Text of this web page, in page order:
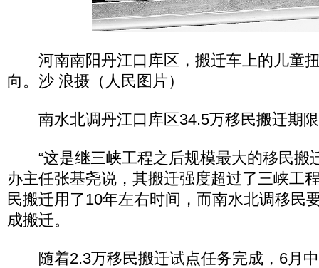
河南南阳丹江口库区，搬迁车上的儿童
向。沙 浪摄（人民图片）
南水北调丹江口库区34.5万移民搬迁期限
“这是继三峡工程之后规模最大的移民搬
办主任张基尧说，其搬迁强度超过了三峡工
民搬迁用了10年左右时间，而南水北调移民
成搬迁。
随着2.3万移民搬迁试点任务完成，6月中